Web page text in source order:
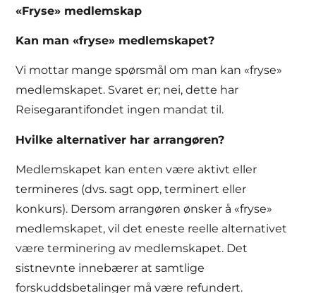
«Fryse» medlemskap
Kan man «fryse» medlemskapet?
Vi mottar mange spørsmål om man kan «fryse»
medlemskapet. Svaret er; nei, dette har
Reisegarantifondet ingen mandat til.
Hvilke alternativer har arrangøren?
Medlemskapet kan enten være aktivt eller
termineres (dvs. sagt opp, terminert eller
konkurs). Dersom arrangøren ønsker å «fryse»
medlemskapet, vil det eneste reelle alternativet
være terminering av medlemskapet. Det
sistnevnte innebærer at samtlige
forskuddsbetalinger må være refundert.